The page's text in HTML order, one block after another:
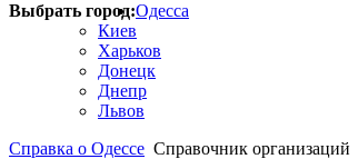
Выбрать город:Одесса
Киев
Харьков
Донецк
Днепр
Львов
Справка о Одессе Справочник организаций